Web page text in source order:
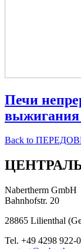
Печи
выжигания
Back to
Nabertherm GmbH
Bahnhofstr. 20
28865 Lilienthal (
Tel. +49 4298 922-0